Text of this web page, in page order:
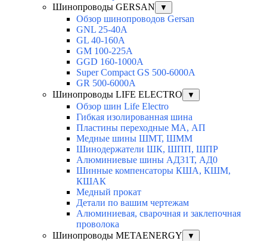
Шинопроводы GERSAN
▼
Обзор шинопроводов Gersan
GNL 25-40A
GL 40-160A
GM 100-225A
GGD 160-1000A
Super Compact GS 500-6000A
GR 500-6000A
Шинопроводы LIFE ELECTRO
▼
Обзор шин Life Electro
Гибкая изолированная шина
Пластины переходные МА, АП
Медные шины ШМТ, ШММ
Шинодержатели ШК, ШПП, ШПР
Алюминиевые шины АД31Т, АД0
Шинные компенсаторы КША, КШМ,
КШАК
Медный прокат
Детали по вашим чертежам
Алюминиевая, cварочная и заклепочная
проволока
Шинопроводы METAENERGY
▼